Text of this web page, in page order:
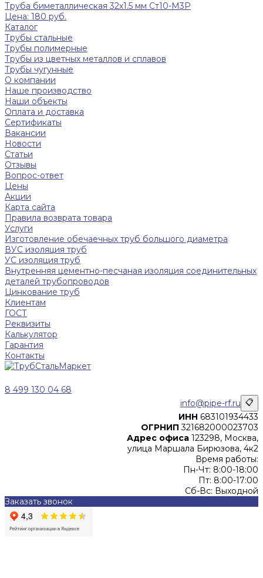
Труба биметаллическая 32х1.5 мм Ст10-М3Р
Цена: 180 руб.
Каталог
Трубы стальные
Трубы полимерные
Трубы из цветных металлов и сплавов
Трубы чугунные
О компании
Наше производство
Наши объекты
Оплата и доставка
Сертификаты
Вакансии
Новости
Статьи
Отзывы
Вопрос-ответ
Цены
Акции
Карта сайта
Правила возврата товара
Услуги
Изготовление обечаечных труб большого диаметра
ВУС изоляция труб
УС изоляция труб
Внутренняя цементно-песчаная изоляция соединительных
деталей трубопроводов
Цинкование труб
Клиентам
ГОСТ
Реквизиты
Калькулятор
Гарантия
Контакты
8 499 130 04 68
info@pipe-rf.ru 📋
ИНН 683101934433
ОГРНИП 321682000023703
Адрес офиса 123298, Москва,
улица Маршала Бирюзова, 4к2
Время работы:
Пн-Чт: 8:00-18:00
Пт: 8:00-17:00
Сб-Вс: Выходной
Заказать звонок